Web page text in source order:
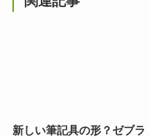
新しい筆記具の形？ゼブラ